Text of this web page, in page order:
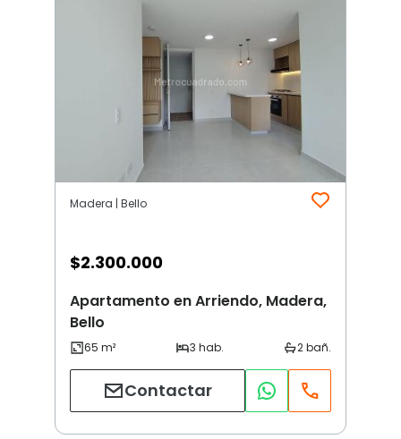
Madera | Bello
$2.300.000
Apartamento en Arriendo, Madera,
Bello
Contactar